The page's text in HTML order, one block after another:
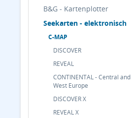
B&G - Kartenplotter
Seekarten - elektronisch
C-MAP
DISCOVER
REVEAL
CONTINENTAL - Central and
West Europe
DISCOVER X
REVEAL X